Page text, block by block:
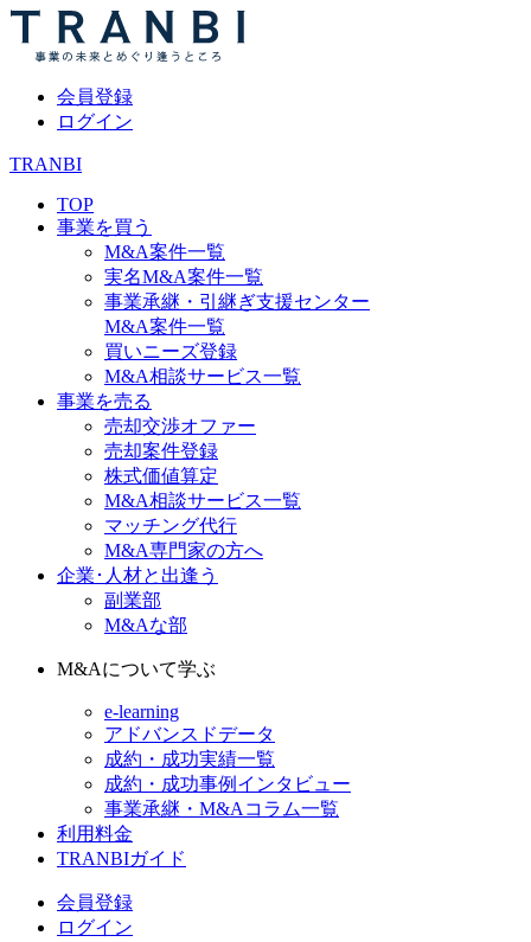
会員登録
ログイン
TRANBI
TOP
事業を買う
M&A案件一覧
実名M&A案件一覧
事業承継・引継ぎ支援センター
M&A案件一覧
買いニーズ登録
M&A相談サービス一覧
事業を売る
売却交渉オファー
売却案件登録
株式価値算定
M&A相談サービス一覧
マッチング代行
M&A専門家の方へ
企業･人材と出逢う
副業部
M&Aな部
M&Aについて学ぶ
e-learning
アドバンスドデータ
成約・成功実績一覧
成約・成功事例インタビュー
事業承継・M&Aコラム一覧
利用料金
TRANBIガイド
会員登録
ログイン